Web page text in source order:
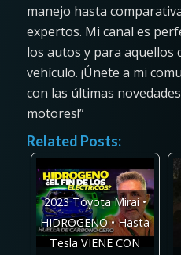
manejo hasta
expertos. Mi canal es
los autos y para aquellos
vehículo. ¡Únete a mi
con las últimas
motores!”
Related Posts:
2023 Toyota Mirai •
HIDROGENO • Hasta
Tesla VIENE CON